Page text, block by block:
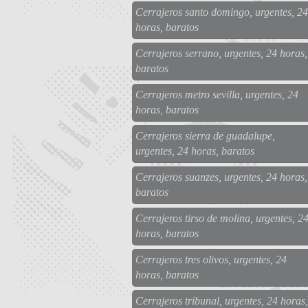
Cerrajeros santo domingo, urgentes, 24
horas, baratos
Cerrajeros serrano, urgentes, 24 horas,
baratos
Cerrajeros metro sevilla, urgentes, 24
horas, baratos
Cerrajeros sierra de guadalupe,
urgentes, 24 horas, baratos
Cerrajeros suanzes, urgentes, 24 horas,
baratos
Cerrajeros tirso de molina, urgentes, 24
horas, baratos
Cerrajeros tres olivos, urgentes, 24
horas, baratos
Cerrajeros tribunal, urgentes, 24 horas,